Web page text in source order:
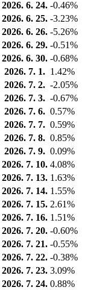
2026. 6. 24. -0.46%
2026. 6. 25. -3.23%
2026. 6. 26. -5.26%
2026. 6. 29. -0.51%
2026. 6. 30. -0.68%
2026. 7. 1. 1.42%
2026. 7. 2. -2.05%
2026. 7. 3. -0.67%
2026. 7. 6. 0.57%
2026. 7. 7. 0.59%
2026. 7. 8. 0.85%
2026. 7. 9. 0.09%
2026. 7. 10. 4.08%
2026. 7. 13. 1.63%
2026. 7. 14. 1.55%
2026. 7. 15. 2.61%
2026. 7. 16. 1.51%
2026. 7. 20. -0.60%
2026. 7. 21. -0.55%
2026. 7. 22. -0.38%
2026. 7. 23. 3.09%
2026. 7. 24. 0.88%